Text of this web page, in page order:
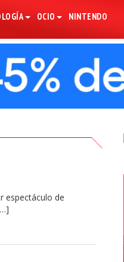
OCIO NINTENDO
espectáculo de